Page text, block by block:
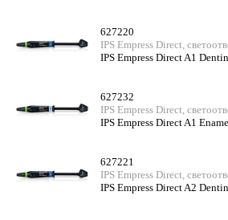
627220
IPS Empress Direct,
IPS Empress Direct A1 Dentin
627232
IPS Empress Direct,
IPS Empress Direct A1
627221
IPS Empress Direct,
IPS Empress Direct A2 Dentin